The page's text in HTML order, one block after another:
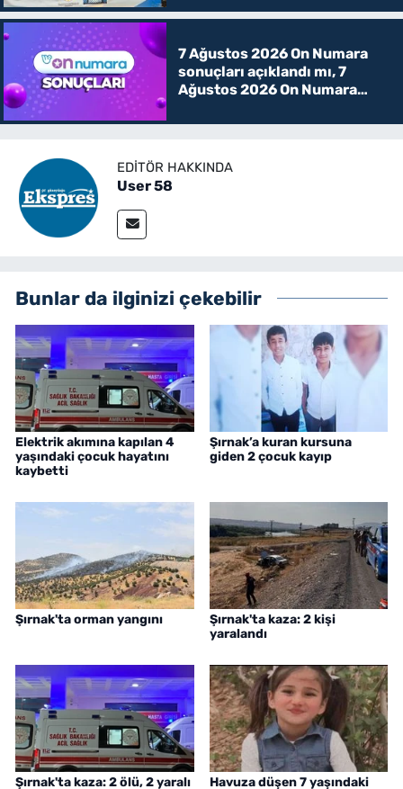
7 Ağustos 2026 On Numara
sonuçları açıklandı mı, 7
Ağustos 2026 On Numara
EDITÖR HAKKINDA
User 58
Bunlar da ilginizi çekebilir
Elektrik akımına kapılan 4
yaşındaki çocuk hayatını
kaybetti
Şırnak’a kuran kursuna
giden 2 çocuk kayıp
Şırnak'ta orman yangını
Şırnak'ta kaza: 2 kişi
yaralandı
Şırnak'ta kaza: 2 ölü, 2 yaralı Havuza düşen 7 yaşındaki